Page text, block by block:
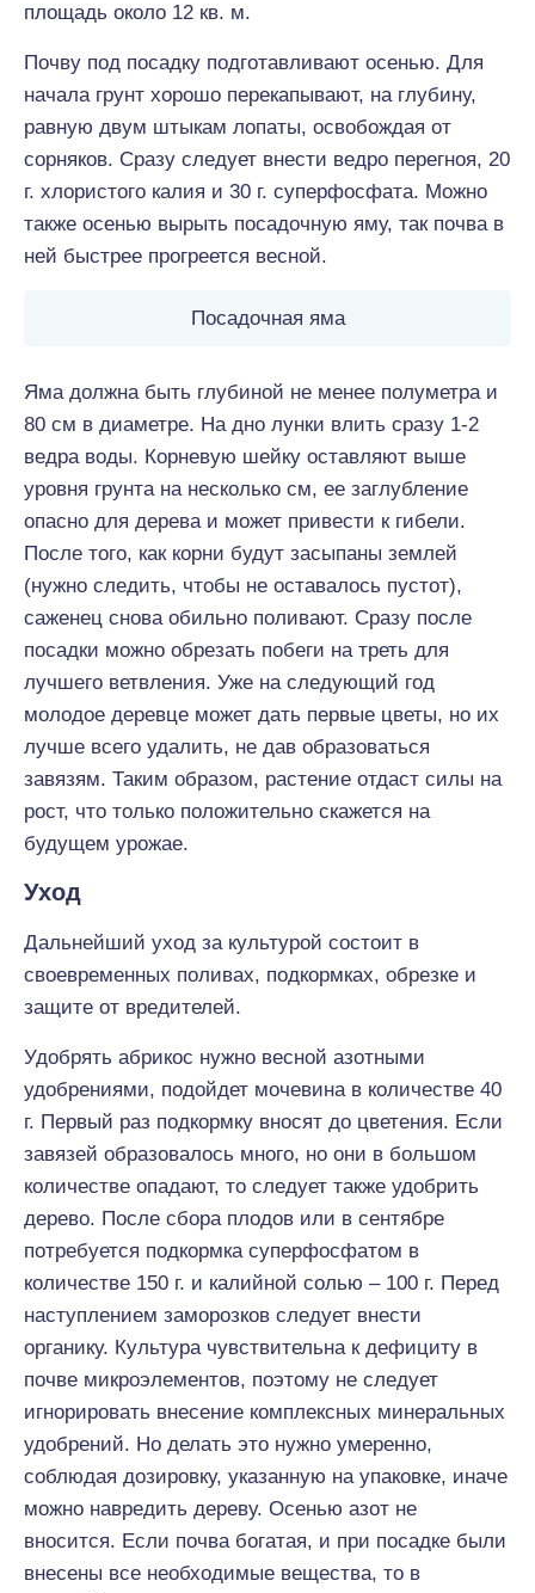
площадь около 12 кв. м.
Почву под посадку подготавливают осенью. Для
начала грунт хорошо перекапывают, на глубину,
равную двум штыкам лопаты, освобождая от
сорняков. Сразу следует внести ведро перегноя, 20
г. хлористого калия и 30 г. суперфосфата. Можно
также осенью вырыть посадочную яму, так почва в
ней быстрее прогреется весной.
Посадочная яма
Яма должна быть глубиной не менее полуметра и
80 см в диаметре. На дно лунки влить сразу 1-2
ведра воды. Корневую шейку оставляют выше
уровня грунта на несколько см, ее заглубление
опасно для дерева и может привести к гибели.
После того, как корни будут засыпаны землей
(нужно следить, чтобы не оставалось пустот),
саженец снова обильно поливают. Сразу после
посадки можно обрезать побеги на треть для
лучшего ветвления. Уже на следующий год
молодое деревце может дать первые цветы, но их
лучше всего удалить, не дав образоваться
завязям. Таким образом, растение отдаст силы на
рост, что только положительно скажется на
будущем урожае.
Уход
Дальнейший уход за культурой состоит в
своевременных поливах, подкормках, обрезке и
защите от вредителей.
Удобрять абрикос нужно весной азотными
удобрениями, подойдет мочевина в количестве 40
г. Первый раз подкормку вносят до цветения. Если
завязей образовалось много, но они в большом
количестве опадают, то следует также удобрить
дерево. После сбора плодов или в сентябре
потребуется подкормка суперфосфатом в
количестве 150 г. и калийной солью – 100 г. Перед
наступлением заморозков следует внести
органику. Культура чувствительна к дефициту в
почве микроэлементов, поэтому не следует
игнорировать внесение комплексных минеральных
удобрений. Но делать это нужно умеренно,
соблюдая дозировку, указанную на упаковке, иначе
можно навредить дереву. Осенью азот не
вносится. Если почва богатая, и при посадке были
внесены все необходимые вещества, то в